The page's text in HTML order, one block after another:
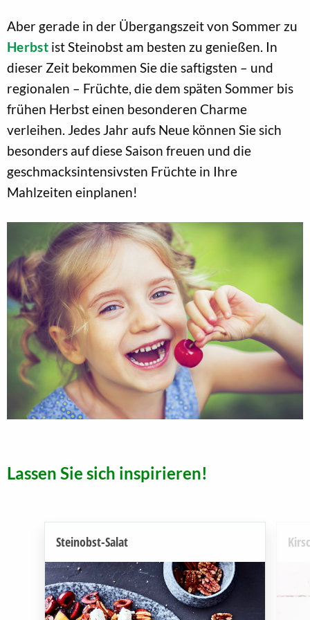
Aber gerade in der Übergangszeit von Sommer zu
Herbst ist Steinobst am besten zu genießen. In
dieser Zeit bekommen Sie die saftigsten – und
regionalen – Früchte, die dem späten Sommer bis
frühen Herbst einen besonderen Charme
verleihen. Jedes Jahr aufs Neue können Sie sich
besonders auf diese Saison freuen und die
geschmacksintensivsten Früchte in Ihre
Mahlzeiten einplanen!
Lassen Sie sich inspirieren!
Steinobst-Salat